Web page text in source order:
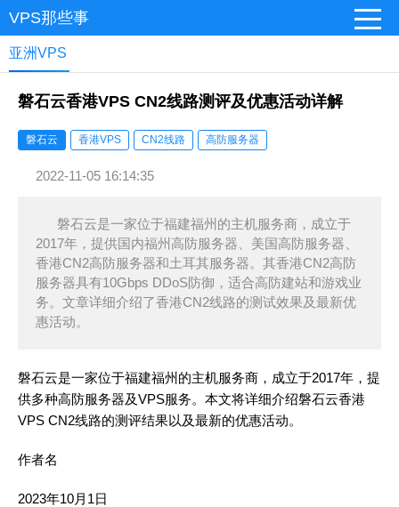
VPS那些事
亚洲VPS
磐石云香港VPS CN2线路测评及优惠活动详解
磐石云 香港VPS CN2线路 高防服务器
2022-11-05 16:14:35
磐石云是一家位于福建福州的主机服务商，成立于
2017年，提供国内福州高防服务器、美国高防服务器、
香港CN2高防服务器和土耳其服务器。其香港CN2高防
服务器具有10Gbps DDoS防御，适合高防建站和游戏业
务。文章详细介绍了香港CN2线路的测试效果及最新优
惠活动。
磐石云是一家位于福建福州的主机服务商，成立于2017年，提
供多种高防服务器及VPS服务。本文将详细介绍磐石云香港
VPS CN2线路的测评结果以及最新的优惠活动。
作者名
2023年10月1日